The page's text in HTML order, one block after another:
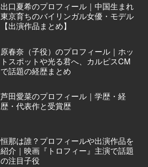
出口夏希のプロフィール｜中国生まれ
東京育ちのバイリンガル女優・モデル
【出演作品まとめ】
原春奈（子役）のプロフィール｜ホッ
トスポットや光る君へ、カルピスCM
で話題の経歴まとめ
芦田愛菜のプロフィール｜学歴・経
歴・代表作と受賞歴
恒那は誰？プロフィールや出演作品を
紹介｜映画『トロフィー』主演で話題
の注目子役